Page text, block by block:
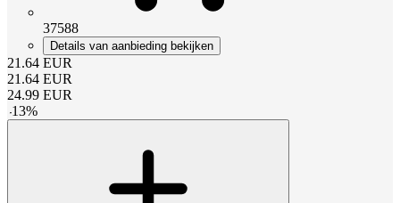
37588
Details van aanbieding bekijken
21.64 EUR
21.64 EUR
24.99 EUR
-13%